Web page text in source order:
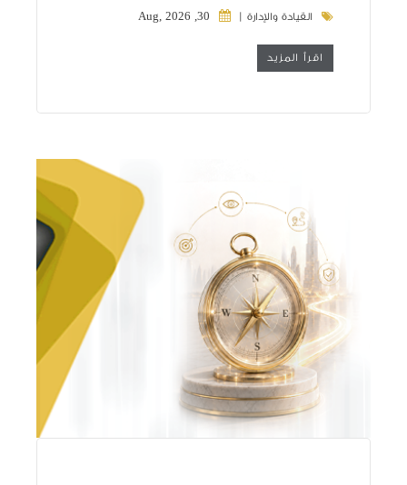
القيادة والإدارة | 30, Aug, 2026
اقرأ المزيد